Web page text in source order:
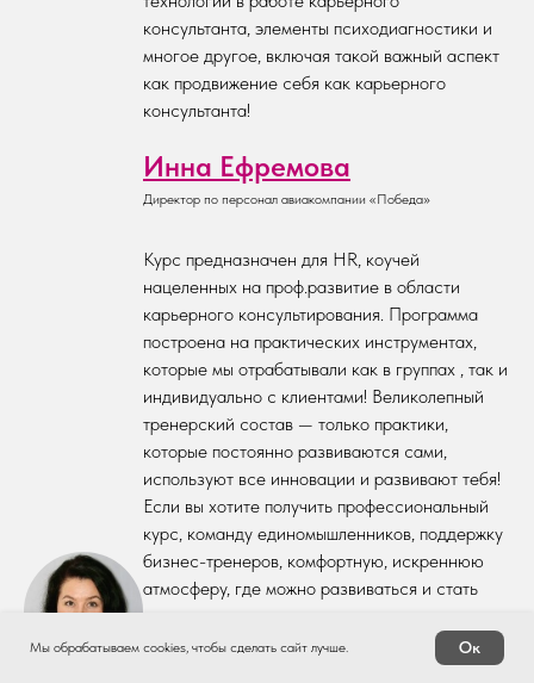
консультанта, элементы психодиагностики и
многое другое, включая такой важный аспект
как продвижение себя как карьерного
консультанта!
Инна Ефремова
Директор по персонал авиакомпании «Победа»
Курс предназначен для HR, коучей
нацеленных на проф.развитие в области
карьерного консультирования. Программа
построена на практических инструментах,
которые мы отрабатывали как в группах , так и
индивидуально с клиентами! Великолепный
тренерский состав — только практики,
которые постоянно развиваются сами,
используют все инновации и развивают тебя!
Если вы хотите получить профессиональный
курс, команду единомышленников, поддержку
бизнес-тренеров, комфортную, искреннюю
атмосферу, где можно развиваться и стать
Школа карьерного
Мы обрабатываем cookies, чтобы сделать сайт лучше. Ок